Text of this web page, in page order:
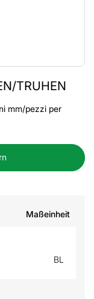
TRUHEN
mm/pezzi per
Maßeinheit
BL